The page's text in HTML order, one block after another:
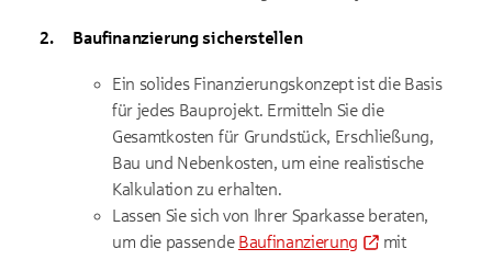
Baufinanzierung sicherstellen
Ein solides Finanzierungskonzept ist die Basis
für jedes Bauprojekt. Ermitteln Sie die
Gesamtkosten für Grundstück, Erschließung,
Bau und Nebenkosten, um eine realistische
Kalkulation zu erhalten.
Lassen Sie sich von Ihrer Sparkasse beraten,
um die passende Baufinanzierung
mit